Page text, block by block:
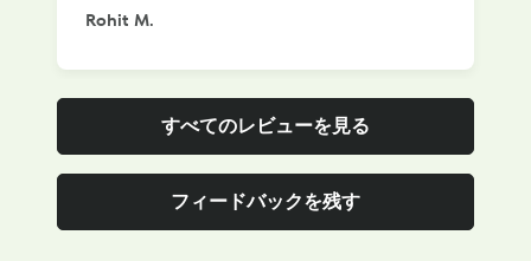
Rohit M.
すべてのレビューを見る
フィードバックを残す